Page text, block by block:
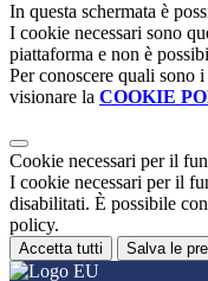
In questa schermata è
I cookie necessari sono
piattaforma e non è
Per conoscere quali sono
visionare la COOKIE
Cookie necessari per il
I cookie necessari per il
disabilitati. È possibile
policy.
Accetta tutti Salva le